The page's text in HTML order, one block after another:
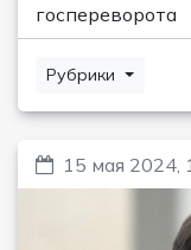
госпереворота
Рубрики
15 мая 2024,